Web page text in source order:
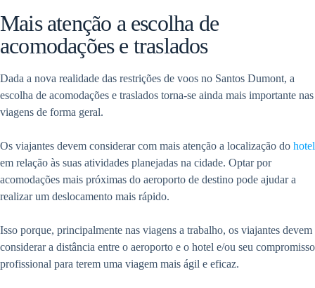
Mais atenção a escolha de
acomodações e traslados
Dada a nova realidade das restrições de voos no Santos Dumont, a
escolha de acomodações e traslados torna-se ainda mais importante nas
viagens de forma geral.
Os viajantes devem considerar com mais atenção a localização do hotel
em relação às suas atividades planejadas na cidade. Optar por
acomodações mais próximas do aeroporto de destino pode ajudar a
realizar um deslocamento mais rápido.
Isso porque, principalmente nas viagens a trabalho, os viajantes devem
considerar a distância entre o aeroporto e o hotel e/ou seu compromisso
profissional para terem uma viagem mais ágil e eficaz.